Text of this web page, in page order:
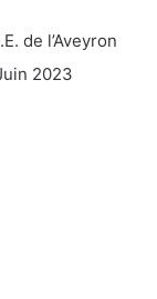
de l’Aveyron
2023